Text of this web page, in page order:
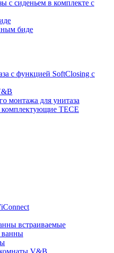
с сиденьем в комплекте с
биде
с функцией SoftClosing с
монтажа для унитаза
TECE
встраиваемые
ванны
V&B